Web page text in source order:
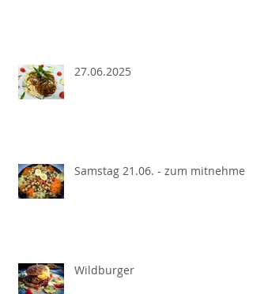
27.06.2025
Samstag 21.06. - zum mitnehmen
Wildburger